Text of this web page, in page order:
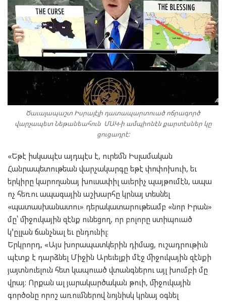
Ծաւալապաշտ Իսրայէլի դատապարտուած ոճրագործ
վարչապետ Նեթանեահուն ՄԱԿ-ի ամպիոնէն քարտէսներ կը
ցուցադրէ:
«Եթէ իսկապէս այդպէս է, ուրեմն Իսլամական
Հանրապետութեան վարչակարգը եթէ փոփոխուի, եւ
երկիրը կարողանայ խուսափիլ աւերիչ պայթումէն, ապա
ոչ հեռու ապագային աշխարհը կրնայ տեսնել
«պատասխանատու» դերակատարութեամբ «նոր Իրան»
մը՝ միջուկային զէնք ունեցող, որ բոլորը ստիպուած
կ՚ըլլան ճանչնալ եւ ընդունիլ։
Երկրորդ, «Այս խորապատկերին դիմաց, ուշադրութիւն
պէտք է դարձնել Միջին Արեւելքի մէջ միջուկային զէնքի
յայտնուելուն հետ կապուած վտանգներու այլ խումբի մը
վրայ։ Որքան ալ յարակարծական թուի, միջուկային
գործօնը որոշ առումներով նոյնիսկ կրնայ օգնել